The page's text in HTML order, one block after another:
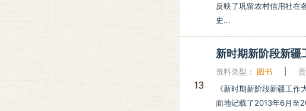
反映了巩留农村信用社在
史...
13
新时期新阶段新疆
资料类型：
图书
《新时期新阶段新疆工
面地记载了2013年6月至